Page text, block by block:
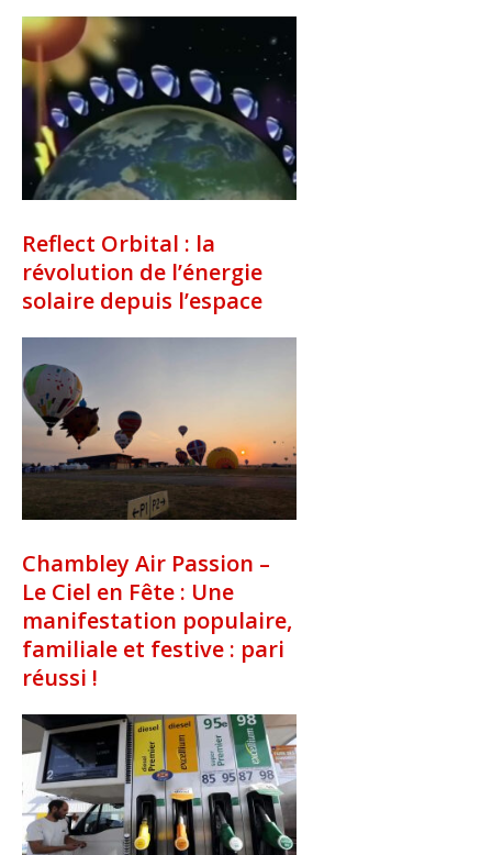
Reflect Orbital : la
révolution de l’énergie
solaire depuis l’espace
Chambley Air Passion –
Le Ciel en Fête : Une
manifestation populaire,
familiale et festive : pari
réussi !